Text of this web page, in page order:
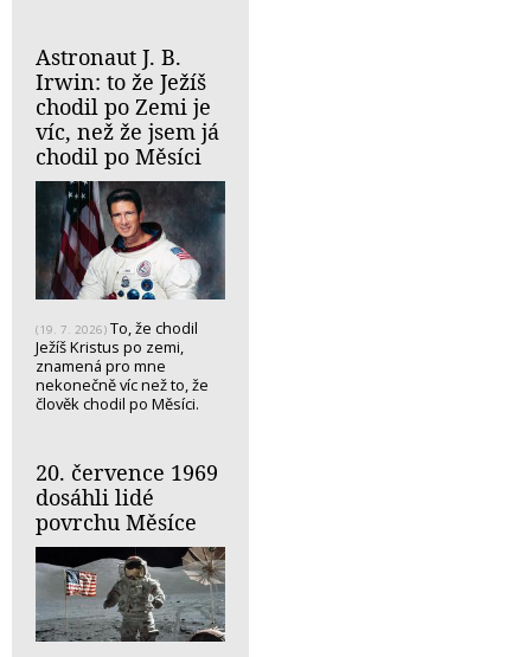
Astronaut J. B.
Irwin: to že Ježíš
chodil po Zemi je
víc, než že jsem já
chodil po Měsíci
(19. 7. 2026) To, že chodil
Ježíš Kristus po zemi,
znamená pro mne
nekonečně víc než to, že
člověk chodil po Měsíci.
20. července 1969
dosáhli lidé
povrchu Měsíce